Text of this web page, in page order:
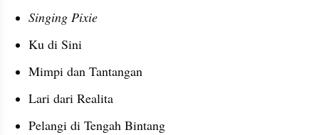
Singing Pixie
Ku di Sini
Mimpi dan Tantangan
Lari dari Realita
Pelangi di Tengah Bintang